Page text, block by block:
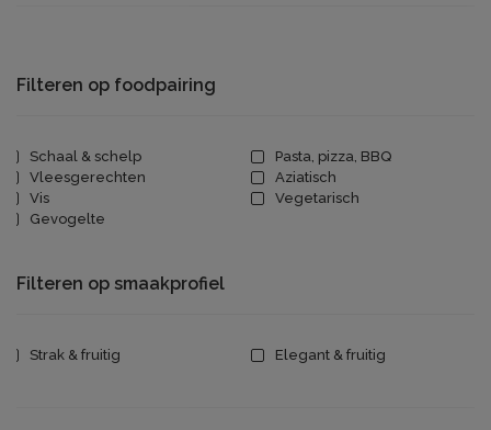
Filteren op foodpairing
Schaal & schelp
Pasta, pizza, BBQ
Vleesgerechten
Aziatisch
Vis
Vegetarisch
Gevogelte
Filteren op smaakprofiel
Strak & fruitig Elegant & fruitig